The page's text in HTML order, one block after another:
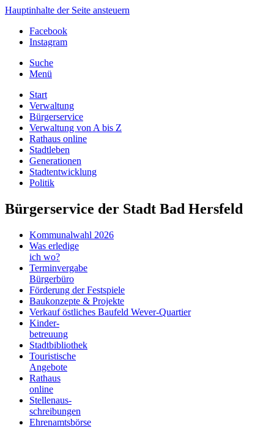
Hauptinhalte der Seite ansteuern
Facebook
Instagram
Suche
Menü
Start
Verwaltung
Bürgerservice
Verwaltung von A bis Z
Rathaus online
Stadtleben
Generationen
Stadtentwicklung
Politik
Bürgerservice der Stadt Bad Hersfeld
Kommunalwahl 2026
Was erledige
ich wo?
Terminvergabe
Bürgerbüro
Förderung der Festspiele
Baukonzepte & Projekte
Verkauf östliches Baufeld Wever-Quartier
Kinder-
betreuung
Stadtbibliothek
Touristische
Angebote
Rathaus
online
Stellenaus-
schreibungen
Ehrenamtsbörse